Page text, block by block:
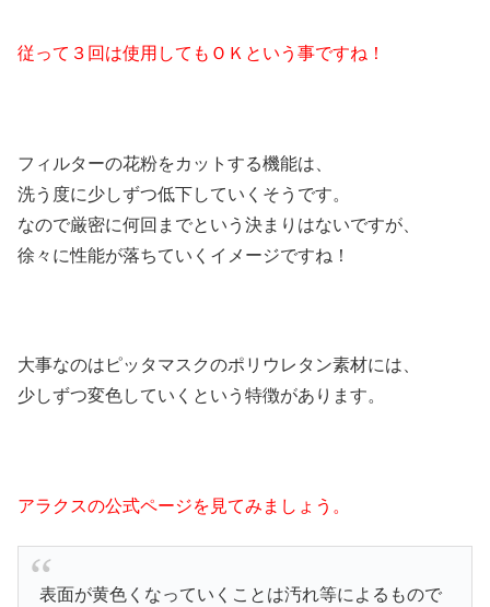
従って３回は使用してもＯＫという事ですね！
フィルターの花粉をカットする機能は、
洗う度に少しずつ低下していくそうです。
なので厳密に何回までという決まりはないですが、
徐々に性能が落ちていくイメージですね！
大事なのはピッタマスクのポリウレタン素材には、
少しずつ変色していくという特徴があります。
アラクスの公式ページを見てみましょう。
表面が黄色くなっていくことは汚れ等によるもので